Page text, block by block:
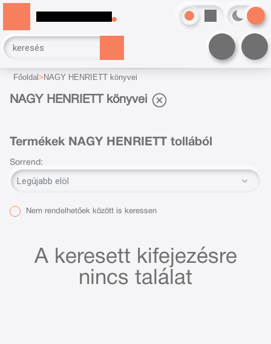
Főoldal NAGY HENRIETT könyvei
NAGY HENRIETT könyvei
Termékek NAGY HENRIETT tollából
Sorrend:
Nem rendelhetőek között is keressen
A keresett kifejezésre
nincs találat